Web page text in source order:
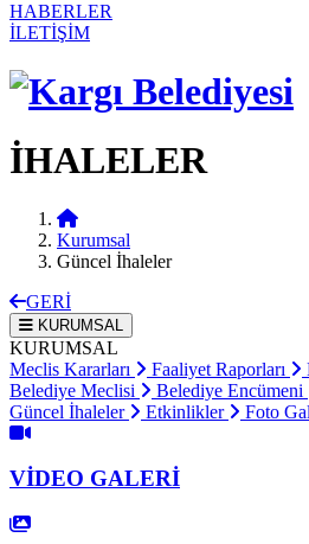
HABERLER
İLETİŞİM
İHALELER
Kurumsal
Güncel İhaleler
GERİ
KURUMSAL
KURUMSAL
Meclis Kararları
Faaliyet Raporları
Belediye Meclisi
Belediye Encümeni
Güncel İhaleler
Etkinlikler Foto
VİDEO GALERİ